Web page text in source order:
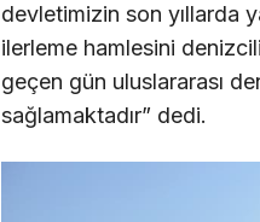
devletimizin son yıllarda
ilerleme hamlesini
geçen gün uluslararası
sağlamaktadır” dedi.